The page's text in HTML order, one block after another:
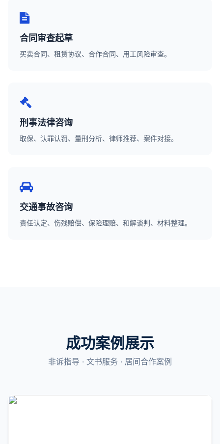
合同审查起草
买卖合同、租赁协议、合作合同、用工风险审查。
刑事法律咨询
取保、认罪认罚、量刑分析、律师推荐、案件对接。
交通事故咨询
责任认定、伤残赔偿、保险理赔、和解谈判、材料整理。
成功案例展示
非诉指导 · 文书服务 · 居间合作案例